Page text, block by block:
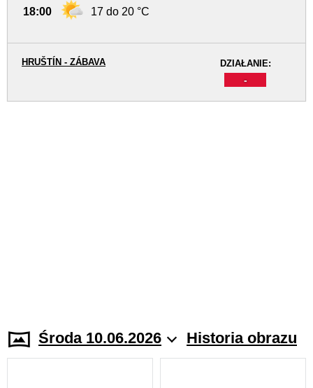
18:00 17 do 20 °C
DZIAŁANIE:
-
HRUŠTÍN - ZÁBAVA
Środa 10.06.2026 Historia obrazu